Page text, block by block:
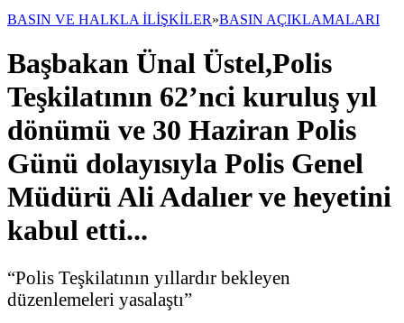
BASIN VE HALKLA İLİŞKİLER»BASIN AÇIKLAMALARI
Başbakan Ünal Üstel,Polis
Teşkilatının 62’nci kuruluş yıl
dönümü ve 30 Haziran Polis
Günü dolayısıyla Polis Genel
Müdürü Ali Adalıer ve heyetini
kabul etti...
“Polis Teşkilatının yıllardır bekleyen
düzenlemeleri yasalaştı”